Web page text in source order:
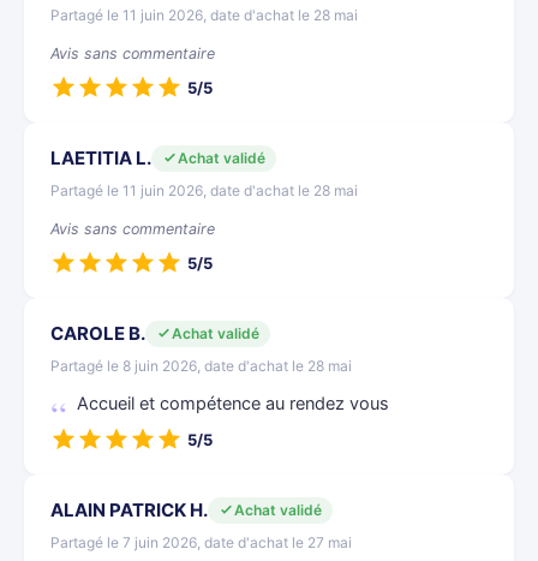
Partagé le 11 juin 2026, date d'achat le 28 mai
Avis sans commentaire
5/5
LAETITIA L.
Achat validé
Partagé le 11 juin 2026, date d'achat le 28 mai
Avis sans commentaire
5/5
CAROLE B.
Achat validé
Partagé le 8 juin 2026, date d'achat le 28 mai
Accueil et compétence au rendez vous
5/5
ALAIN PATRICK H.
Achat validé
Partagé le 7 juin 2026, date d'achat le 27 mai